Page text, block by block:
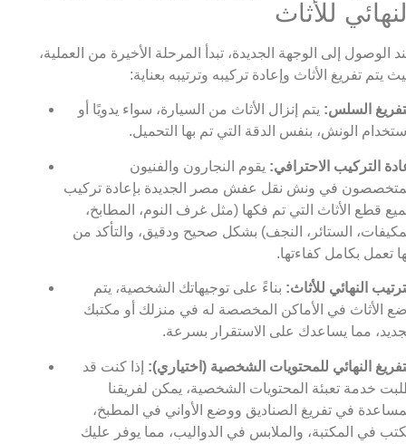
للأثاث
الوصول إلى الوجهة الجديدة، تبدأ المرحلة الأخيرة من العملية،
يتم تفريغ الأثاث وإعادة تركيبه وترتيبه بعناية:
السلس: يتم إنزال الأثاث من السيارة، سواء يدويًا أو
الونش، بنفس الدقة التي تم بها التحميل.
التركيب الاحترافي: يقوم النجارون والفنيون
في ونش نقل عفش مصر الجديدة بإعادة تركيب
قطع الأثاث التي تم فكها (مثل غرف النوم، المطابخ،
الستائر، النجف) بشكل صحيح ودقيق، والتأكد من
تعمل بكامل كفاءتها.
النهائي للأثاث: بناءً على توجيهاتك الشخصية، يتم
الأثاث في الأماكن المخصصة له في منزلك أو مكتبك
مما يساعدك على الاستقرار بسرعة.
النهائي للمحتويات الشخصية (اختياري): إذا كنت قد
خدمة تعبئة المحتويات الشخصية، يمكن لفريقنا
في تفريغ الصناديق ووضع الأواني في المطبخ،
في المكتبة، والملابس في الدواليب، مما يوفر عليك